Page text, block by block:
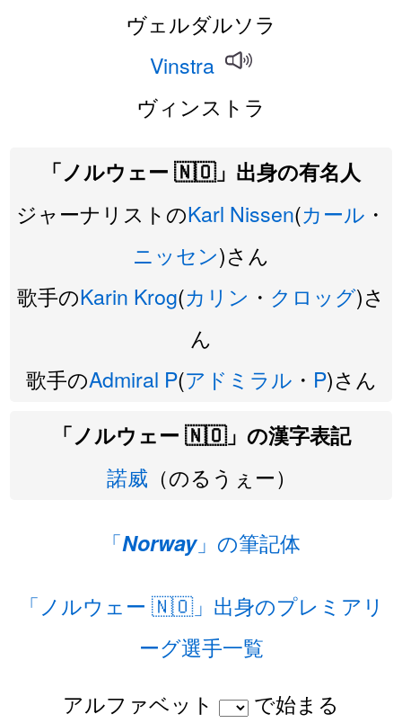
ヴェルダルソラ
Vinstra
ヴィンストラ
「ノルウェー 🇳🇴」出身の有名人
ジャーナリストのKarl Nissen(カール ・
ニッセン)さん
歌手のKarin Krog(カリン ・ クロッグ)さ
ん
歌手のAdmiral P(アドミラル ・ P)さん
「ノルウェー 🇳🇴」の漢字表記
諾威 （のるうぇー）
「Norway」の筆記体
「ノルウェー 🇳🇴」出身のプレミアリ
ーグ選手一覧
アルファベット
で始まる